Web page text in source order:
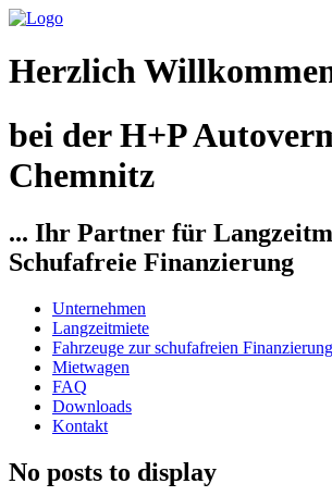
Herzlich
bei der H+P
Chemnitz
... Ihr Partner für
Schufafreie Finanzierung
Unternehmen
Langzeitmiete
Fahrzeuge zur schufafreien Finanzierung
Mietwagen
FAQ
Downloads
Kontakt
No posts to display